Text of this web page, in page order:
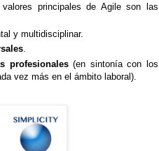
principales de Agile son las
y multidisciplinar.
.
profesionales(en sintonía con los
vez más en el ámbito laboral).